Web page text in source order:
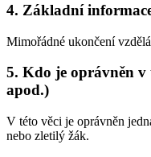
4. Základní
Mimořádné ukončení
5. Kdo je oprávněn v
apod.)
V této věci je oprávněn
nebo zletilý žák.